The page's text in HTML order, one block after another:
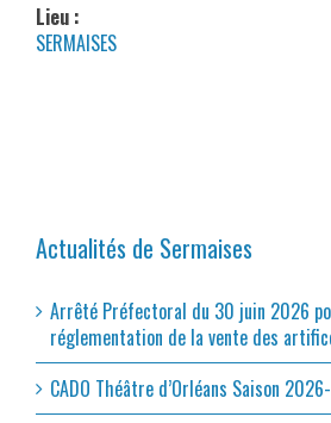
Lieu :
SERMAISES
Actualités de Sermaises
Arrêté Préfectoral du 30 juin 2026
réglementation de la vente des
CADO Théâtre d’Orléans Saison